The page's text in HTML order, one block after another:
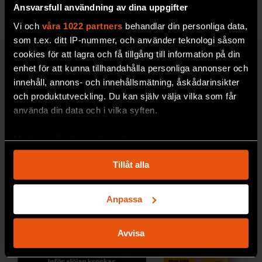
Ansvarsfull användning av dina uppgifter
Vi och våra 1022 partners behandlar din personliga data,
som t.ex. ditt IP-nummer, och använder teknologi såsom
cookies för att lagra och få tillgång till information på din
enhet för att kunna tillhandahålla personliga annonser och
innehåll, annons- och innehållsmätning, åskådarinsikter
och produktutveckling. Du kan själv välja vilka som får
använda din data och i vilka syften.
Med din tillåtelse skulle vi även vilja:
som kan ha en noggrannhet på upp till flera meter
Identifiera din enhet genom att aktivt skanna den
för specifika kännetecken (fingeravtryck)
Ta reda på mer om hur dina personliga uppgifter
helst från cookie-förklaringen.
Tillåt alla
Anpassa
Avvisa
UPPTÄCK F&F:S ARKIV!